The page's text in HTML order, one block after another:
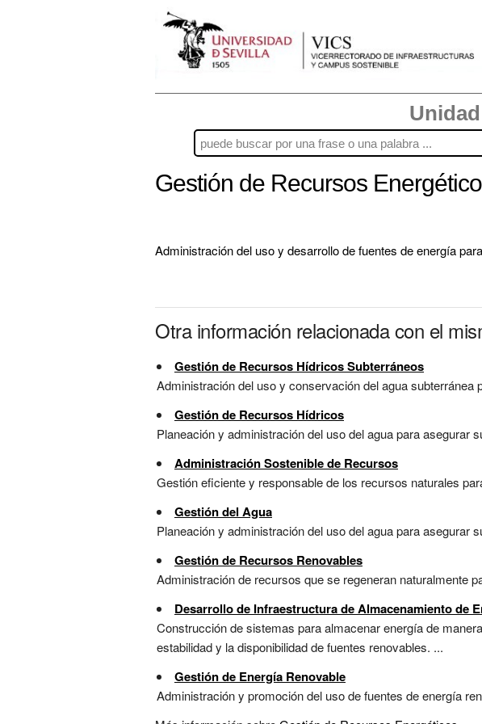
Gestión de Recursos
Administración del uso y desarrollo de fuentes de energía
Otra información relacionada con el
Gestión de Recursos Hídricos Subterráneos
Administración del uso y conservación del agua subterránea
Gestión de Recursos Hídricos
Planeación y administración del uso del agua para asegurar
Administración Sostenible de Recursos
Gestión eficiente y responsable de los recursos naturales
Gestión del Agua
Planeación y administración del uso del agua para asegurar
Gestión de Recursos Renovables
Administración de recursos que se regeneran naturalmente
Desarrollo de Infraestructura de Almacenamiento de
Construcción de sistemas para almacenar energía de
estabilidad y la disponibilidad de fuentes renovables. ...
Gestión de Energía Renovable
Administración y promoción del uso de fuentes de energía